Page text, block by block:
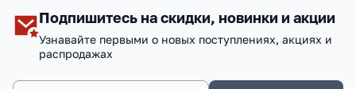
Подпишитесь на скидки, новинки и акции
Узнавайте первыми о новых поступлениях, акциях и
распродажах